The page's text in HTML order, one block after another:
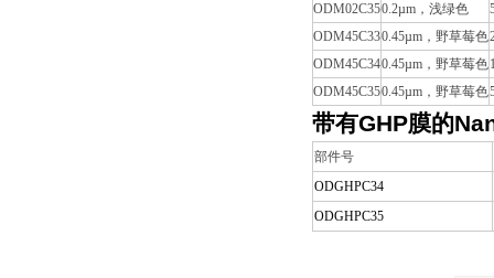
ODM02C350.2µm，浅绿色
ODM45C330.45µm，野草莓色
ODM45C340.45µm，野草莓色
ODM45C350.45µm，野草莓色
带有GHP膜的
部件号
ODGHPC34
ODGHPC35